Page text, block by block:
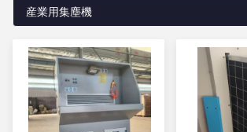
産業用集塵機